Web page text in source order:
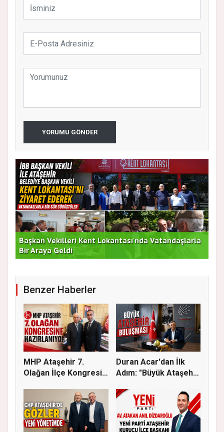
YORUMU GÖNDER
Başkan Vekilleri Kent Lokantası'nda Vatandaşlarla
Bir Araya Geldi
Benzer Haberler
MHP Ataşehir 7.
Olağan İlçe Kongresi
Duran Acar'dan İlk
Adım: "Büyük Ataşehir